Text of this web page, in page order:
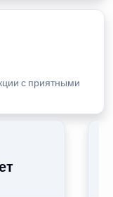
с приятными